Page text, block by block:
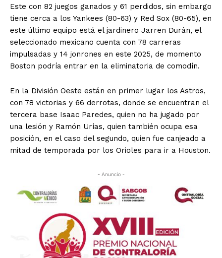
Este con 82 juegos ganados y 61 perdidos, sin embargo
tiene cerca a los Yankees (80-63) y Red Sox (80-65), en
este último equipo está el jardinero Jarren Durán, el
seleccionado mexicano cuenta con 78 carreras
impulsadas y 14 jonrones en este 2025, de momento
Boston podría entrar en la eliminatoria de comodín.
En la División Oeste están en primer lugar los Astros,
con 78 victorias y 66 derrotas, donde se encuentran el
tercera base Isaac Paredes, quien no ha jugado por
una lesión y Ramón Urías, quien también ocupa esa
posición, en el caso del segundo, quien fue canjeado a
mitad de temporada por los Orioles para ir a Houston.
- Anuncio -